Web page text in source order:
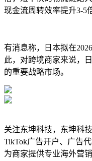
现金流周转效率提升3-5
有消息称，日本拟在
此，对跨境商家来说，
的重要战略市场。
关注东坤科技，东坤科
TikTok广告开户、广告
为商家提供专业海外营销